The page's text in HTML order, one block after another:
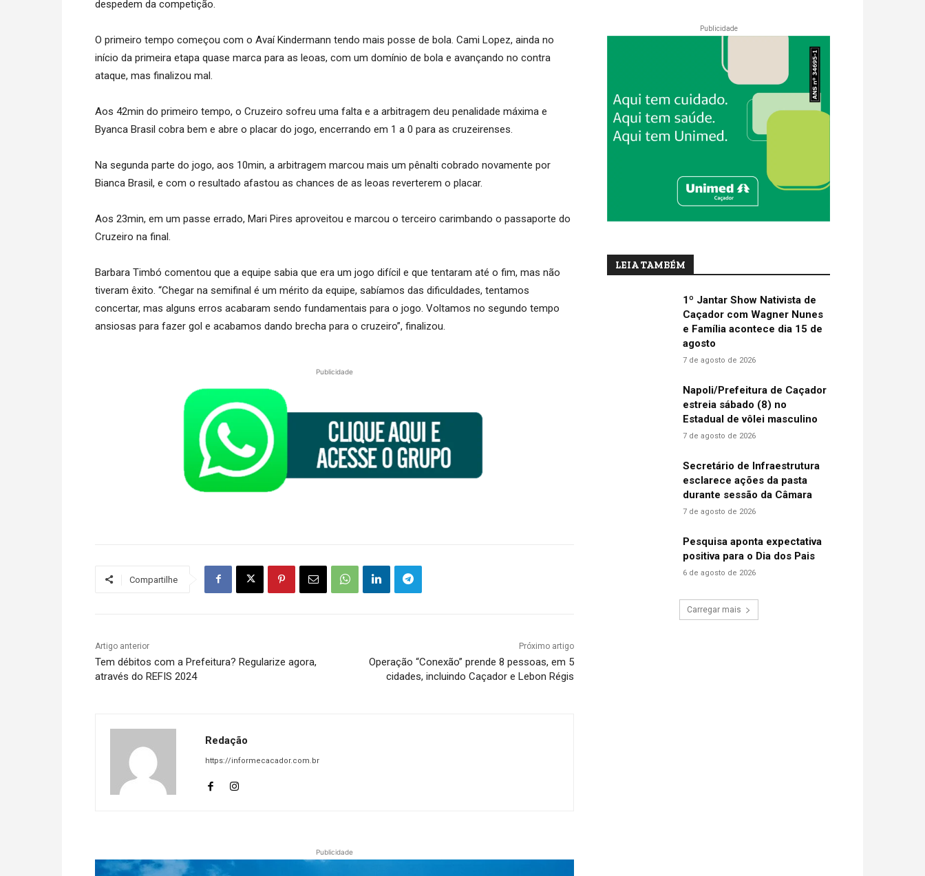
despedem da competição.
O primeiro tempo começou com o Avaí Kindermann tendo mais posse de bola. Cami Lopez, ainda no
início da primeira etapa quase marca para as leoas, com um domínio de bola e avançando no contra
ataque, mas finalizou mal.
Aos 42min do primeiro tempo, o Cruzeiro sofreu uma falta e a arbitragem deu penalidade máxima e
Byanca Brasil cobra bem e abre o placar do jogo, encerrando em 1 a 0 para as cruzeirenses.
Na segunda parte do jogo, aos 10min, a arbitragem marcou mais um pênalti cobrado novamente por
Bianca Brasil, e com o resultado afastou as chances de as leoas reverterem o placar.
Aos 23min, em um passe errado, Mari Pires aproveitou e marcou o terceiro carimbando o passaporte do
Cruzeiro na final.
Barbara Timbó comentou que a equipe sabia que era um jogo difícil e que tentaram até o fim, mas não
tiveram êxito. “Chegar na semifinal é um mérito da equipe, sabíamos das dificuldades, tentamos
concertar, mas alguns erros acabaram sendo fundamentais para o jogo. Voltamos no segundo tempo
ansiosas para fazer gol e acabamos dando brecha para o cruzeiro”, finalizou.
Publicidade
Compartilhe
Artigo anterior
Tem débitos com a Prefeitura? Regularize agora,
através do REFIS 2024
Próximo artigo
Operação “Conexão” prende 8 pessoas, em 5
cidades, incluindo Caçador e Lebon Régis
Redação
https://informecacador.com.br
Publicidade
Publicidade
LEIA TAMBÉM
1º Jantar Show Nativista de
Caçador com Wagner Nunes
e Família acontece dia 15 de
agosto
7 de agosto de 2026
Napoli/Prefeitura de Caçador
estreia sábado (8) no
Estadual de vôlei masculino
7 de agosto de 2026
Secretário de Infraestrutura
esclarece ações da pasta
durante sessão da Câmara
7 de agosto de 2026
Pesquisa aponta expectativa
positiva para o Dia dos Pais
6 de agosto de 2026
Carregar mais